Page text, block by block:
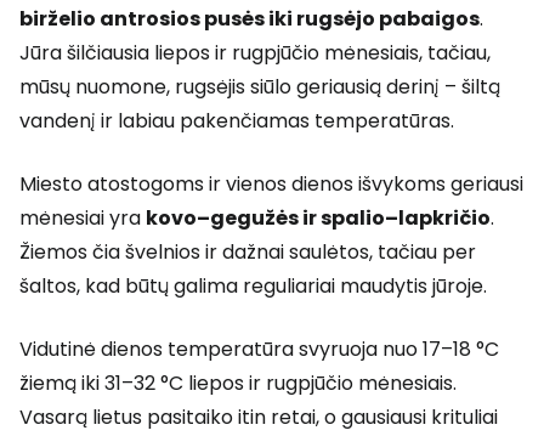
birželio antrosios pusės iki rugsėjo pabaigos.
Jūra šilčiausia liepos ir rugpjūčio mėnesiais, tačiau,
mūsų nuomone, rugsėjis siūlo geriausią derinį – šiltą
vandenį ir labiau pakenčiamas temperatūras.
Miesto atostogoms ir vienos dienos išvykoms geriausi
mėnesiai yra kovo–gegužės ir spalio–lapkričio.
Žiemos čia švelnios ir dažnai saulėtos, tačiau per
šaltos, kad būtų galima reguliariai maudytis jūroje.
Vidutinė dienos temperatūra svyruoja nuo 17–18 °C
žiemą iki 31–32 °C liepos ir rugpjūčio mėnesiais.
Vasarą lietus pasitaiko itin retai, o gausiausi krituliai